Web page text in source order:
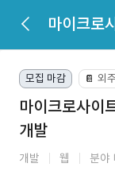
모집 마감 📔 외주
마이크로사이
개발
개발 웹 분야